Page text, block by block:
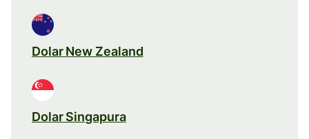
Dolar New Zealand
Dolar Singapura